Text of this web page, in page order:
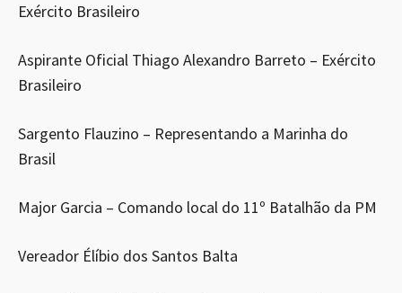
Exército Brasileiro
Aspirante Oficial Thiago Alexandro Barreto – Exército
Brasileiro
Sargento Flauzino – Representando a Marinha do
Brasil
Major Garcia – Comando local do 11º Batalhão da PM
Vereador Élíbio dos Santos Balta